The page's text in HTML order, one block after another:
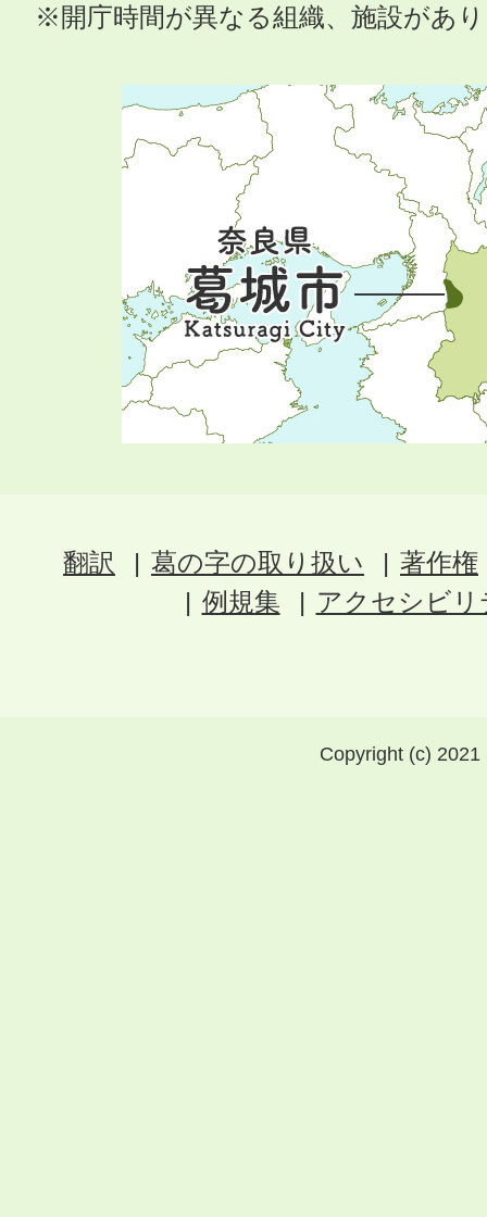
※開庁時間が異なる組織、施設があ
翻訳 葛の字の取り扱い
著作権
例規集
アクセシビ
Copyright (c)